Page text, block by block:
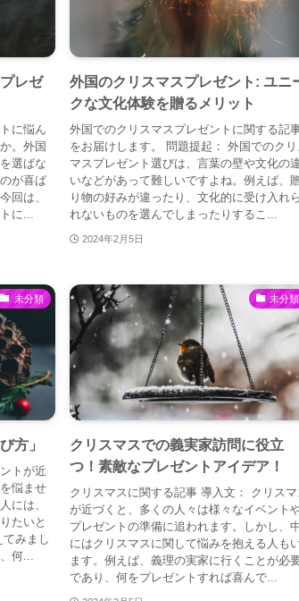
レゼ
に悩ん
。外国
選ばな
が喜ば
回は、
に...
外国のクリスマスプレゼント: ユニ
クな文化体験を贈るメリット
外国でのクリスマスプレゼントに関する記
をお届けします。 問題提起： 外国でのクリ
マスプレゼント選びは、言葉の壁や文化の
いなどがあって難しいですよね。例えば、
り物の好みが違ったり、文化的に受け入れら
れないものを選んでしまったりするこ...
2024年2月5日
未分類
方」
トが近
悩ませ
には、
たいと
みまし
何...
未分類
クリスマスでの義実家訪問に役立
つ！素敵なプレゼントアイデア！
クリスマスに関する記事 導入文： クリスマ
が近づくと、多くの人々は様々なイベント
プレゼントの準備に追われます。しかし、
にはクリスマスに関して悩みを抱える人も
ます。例えば、義理の実家に行くことが必
であり、何をプレゼントすれば喜んで...